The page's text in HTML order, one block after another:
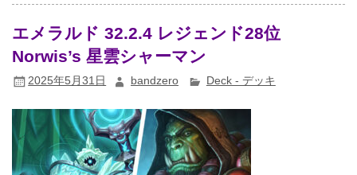
エメラルド 32.2.4 レジェンド28位
Norwis’s 星雲シャーマン
2025年5月31日 bandzero Deck - デッキ